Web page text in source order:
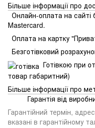
Більше інформації про
Онлайн-оплата на сайті
Mastercard.
Оплата на картку
Безготівковий
Готівкою при
товар габаритний)
Більше інформації про
Гарантія від
Гарантійний термін,
вказані в гарантійному